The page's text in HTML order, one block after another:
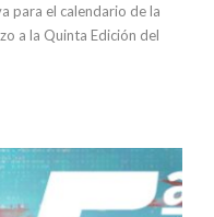
para el calendario de la
a la Quinta Edición del